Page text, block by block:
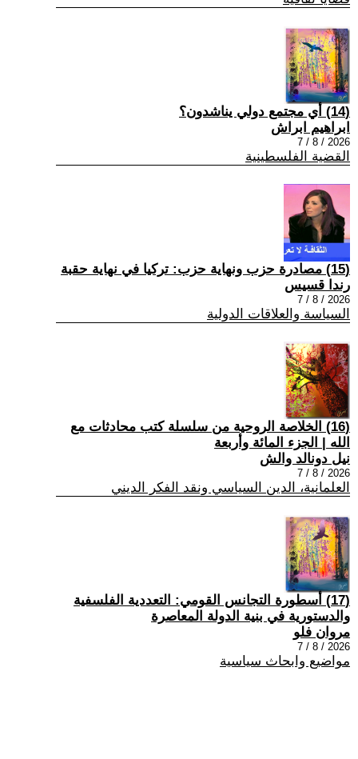
(14) أي مجتمع دولي يناشدون؟
ابراهيم ابراش
2026 / 8 / 7
القضية الفلسطينية
(15) مصادرة حزب ونهاية حزب: تركيا في نهاية حقبة
رندا قسيس
2026 / 8 / 7
السياسة والعلاقات الدولية
(16) الخلاصة الروحية من سلسلة كتب محادثات مع
الله | الجزء المائة وأربعة
نيل دونالد والش
2026 / 8 / 7
العلمانية، الدين السياسي ونقد الفكر الديني
(17) أسطورة التجانس القومي: التعددية الفلسفية
والدستورية في بنية الدولة المعاصرة
مروان فلو
2026 / 8 / 7
مواضيع وابحاث سياسية